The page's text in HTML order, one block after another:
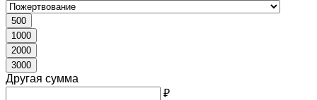
500
1000
2000
3000
Другая сумма
₽